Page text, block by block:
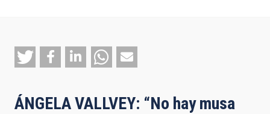
a
la
navegación
ÁNGELA VALLVEY: “No hay musa